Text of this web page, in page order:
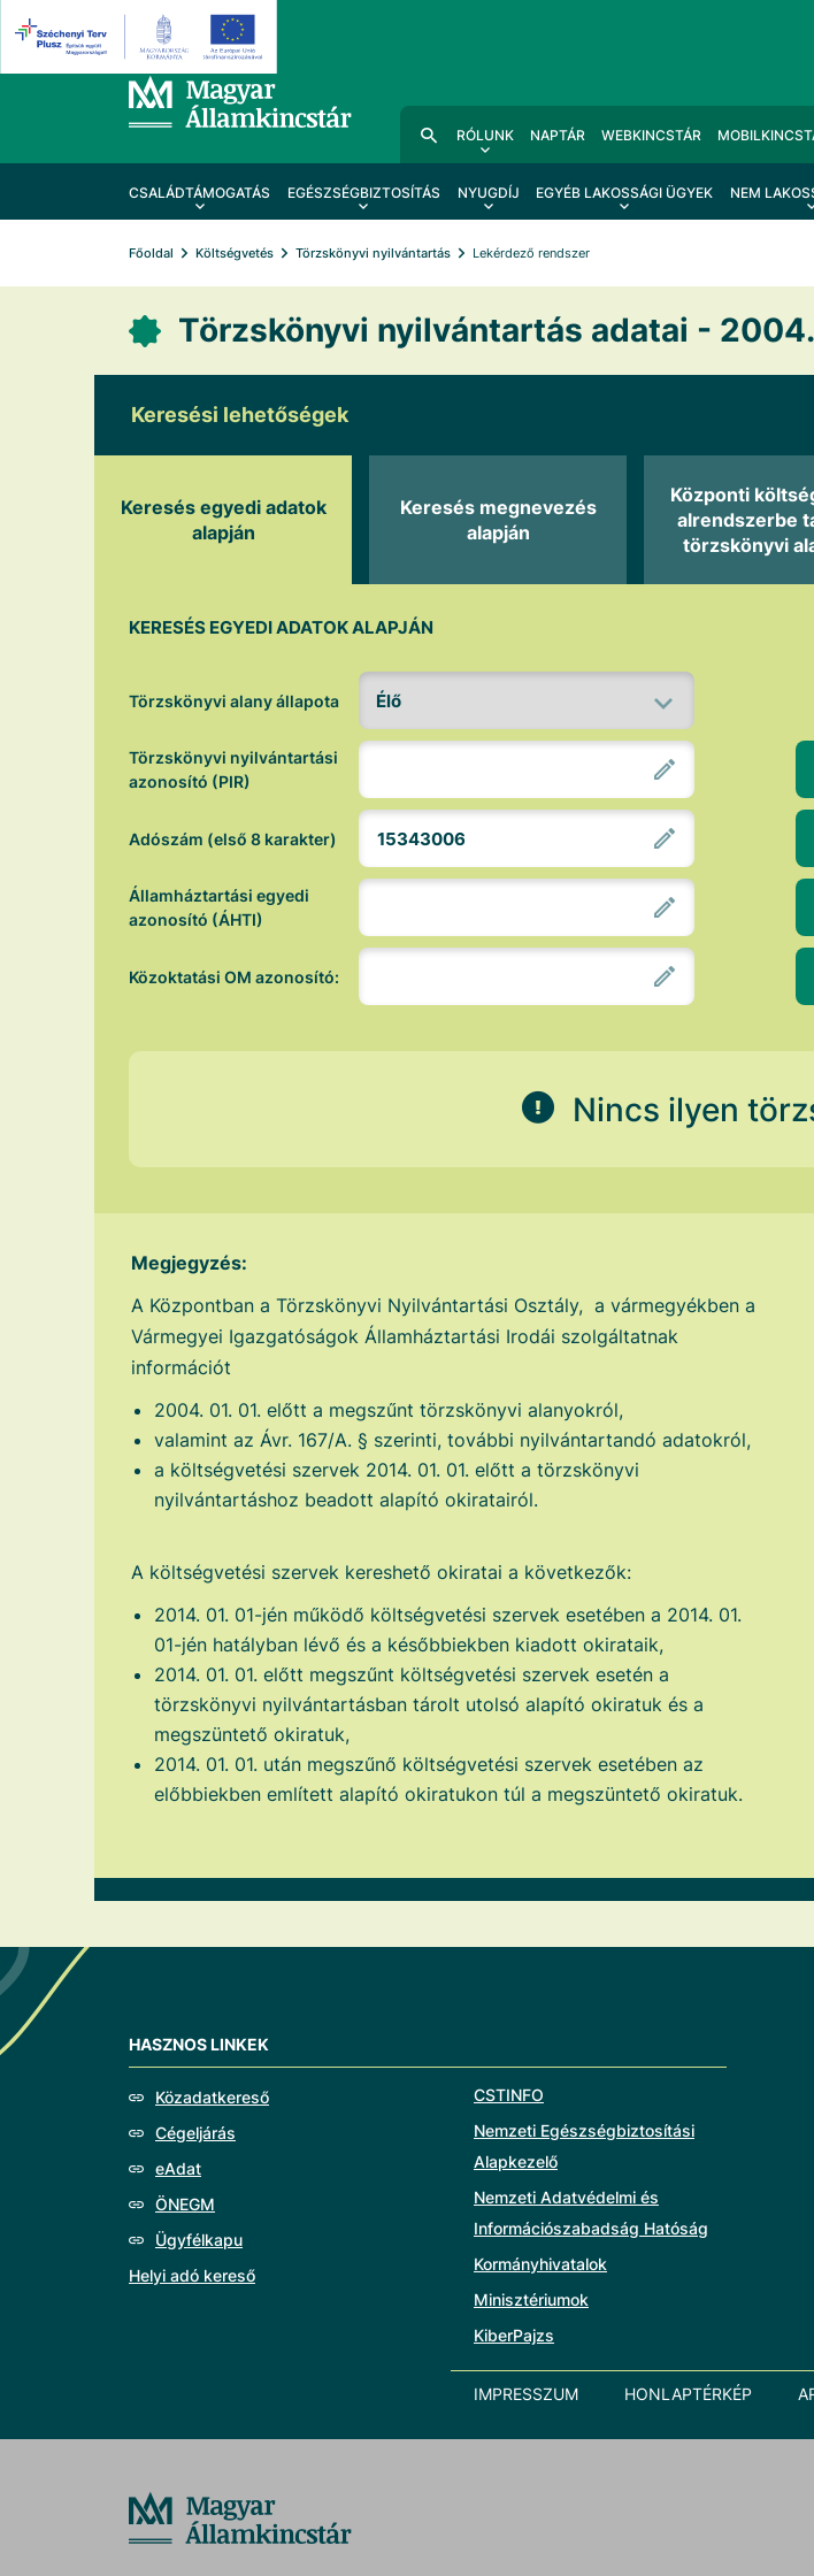
RÓLUNK NAPTÁR WEBKINCSTÁR
CSALÁDTÁMOGATÁS EGÉSZSÉGBIZTOSÍTÁS NYUGDÍJ EGYÉB LAKOSSÁGI ÜGYEK NEM
Főoldal Költségvetés Törzskönyvi nyilvántartás Lekérdező rendszer
Törzskönyvi nyilvántartás adatai -
Keresési lehetőségek
Keresés egyedi adatok
alapján
KERESÉS EGYEDI ADATOK ALAPJÁN
Törzskönyvi alany állapota
Törzskönyvi nyilvántartási
azonosító (PIR)
Adószám (első 8 karakter)
Államháztartási egyedi
azonosító (ÁHTI)
Közoktatási OM azonosító:
Nincs ilyen
Keresés megnevezés
alapján
Központi
alrendszerbe
törzskönyvi
Megjegyzés:
A Központban a Törzskönyvi Nyilvántartási Osztály, a vármegyékben a
Vármegyei Igazgatóságok Államháztartási Irodái szolgáltatnak
információt
2004. 01. 01. előtt a megszűnt törzskönyvi alanyokról,
valamint az Ávr. 167/A. § szerinti, további nyilvántartandó adatokról,
a költségvetési szervek 2014. 01. 01. előtt a törzskönyvi
nyilvántartáshoz beadott alapító okiratairól.
A költségvetési szervek kereshető okiratai a következők:
2014. 01. 01-jén működő költségvetési szervek esetében a 2014. 01.
01-jén hatályban lévő és a későbbiekben kiadott okirataik,
2014. 01. 01. előtt megszűnt költségvetési szervek esetén a
törzskönyvi nyilvántartásban tárolt utolsó alapító okiratuk és a
megszüntető okiratuk,
2014. 01. 01. után megszűnő költségvetési szervek esetében az
előbbiekben említett alapító okiratukon túl a megszüntető okiratuk.
HASZNOS LINKEK
Közadatkereső
Cégeljárás
eAdat
ÖNEGM
Ügyfélkapu
Helyi adó kereső
CSTINFO
Nemzeti Egészségbiztosítási
Alapkezelő
Nemzeti Adatvédelmi és
Információszabadság Hatóság
Kormányhivatalok
Minisztériumok
KiberPajzs
IMPRESSZUM HONLAPTÉRKÉP